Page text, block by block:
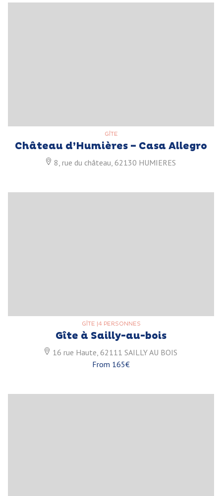
GÎTE
Château d’Humières – Casa Allegro
8, rue du château, 62130 HUMIERES
GÎTE |4 PERSONNES
Gîte à Sailly-au-bois
16 rue Haute, 62111 SAILLY AU BOIS
From 165€